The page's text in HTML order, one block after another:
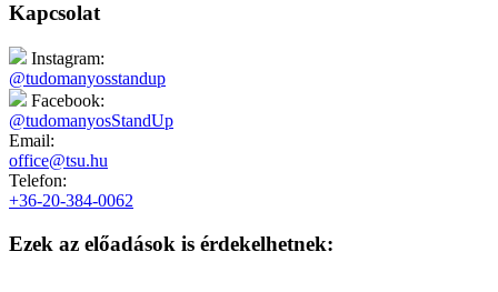
Kapcsolat
Instagram:
@tudomanyosstandup
Facebook:
@tudomanyosStandUp
Email:
office@tsu.hu
Telefon:
+36-20-384-0062
Ezek az előadások is érdekelhetnek: